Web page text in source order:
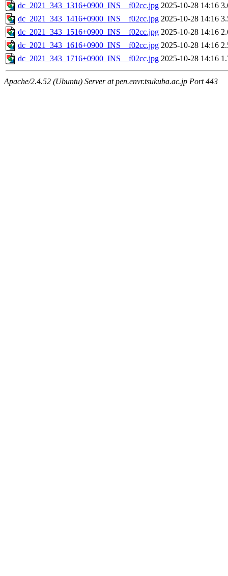
dc_2021_343_1316+0900_INS__f02cc.jpg 2025-10-28 14:16
dc_2021_343_1416+0900_INS__f02cc.jpg 2025-10-28 14:16
dc_2021_343_1516+0900_INS__f02cc.jpg 2025-10-28 14:16
dc_2021_343_1616+0900_INS__f02cc.jpg 2025-10-28 14:16
dc_2021_343_1716+0900_INS__f02cc.jpg 2025-10-28 14:16
Apache/2.4.52 (Ubuntu) Server at pen.envr.tsukuba.ac.jp Port 443